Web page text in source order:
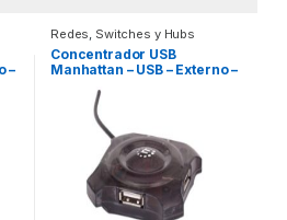
–
Redes, Switches y Hubs
Concentrador USB
Manhattan – USB – Externo –
PC, Mac ECONOMICO